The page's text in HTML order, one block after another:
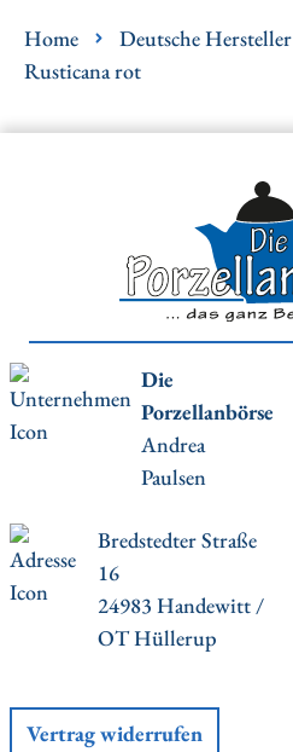
Home Deutsche Hersteller
Rusticana rot
Die
Porzellanbörse
Andrea
Paulsen
Bredstedter Straße
16
24983 Handewitt /
OT Hüllerup
Vertrag widerrufen